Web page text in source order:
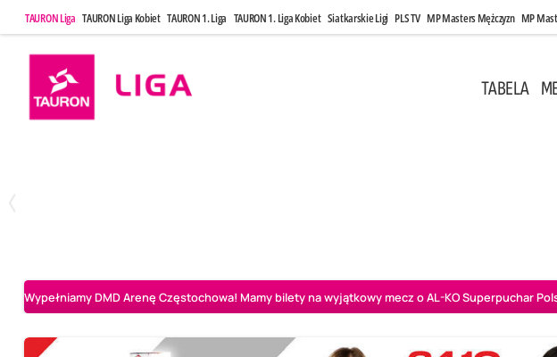
TAURON Liga TAURON Liga Kobiet TAURON 1. Liga TAURON 1. Liga Kobiet Siatkarskie Ligi PLS TV MP Masters Mężczyzn MP
TABELA
Wypełniamy DMD Arenę Częstochowa! Mamy bilety na wyjątkowy mecz o AL-KO Superpuchar